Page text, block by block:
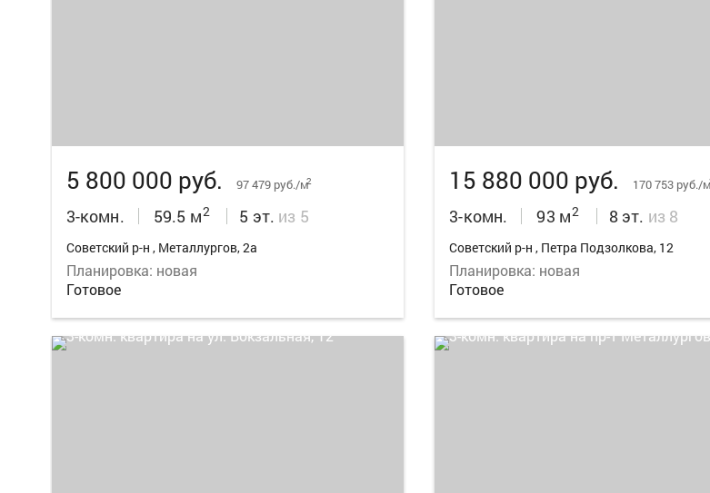
5 800 000 руб. 97 479 руб./м2
3-комн. 59.5 м2 5 эт. из 5
Советский р-н , Металлургов, 2а
Планировка: новая
Готовое
15 880 000 руб. 170 753 руб./
3-комн. 93 м2 8 эт. из 8
Советский р-н , Петра Подзолкова, 12
Планировка: новая
Готовое